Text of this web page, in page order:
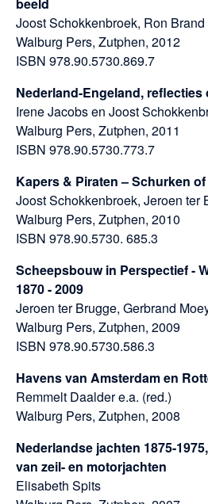
Joost Schokkenbroek, Ron Brand
Walburg Pers, Zutphen, 2012
ISBN 978.90.5730.869.7
Nederland-Engeland, reflecties
Irene Jacobs en Joost
Walburg Pers, Zutphen, 2011
ISBN 978.90.5730.773.7
Kapers & Piraten – Schurken
Joost Schokkenbroek, Jeroen ter
Walburg Pers, Zutphen, 2010
ISBN 978.90.5730. 685.3
Scheepsbouw in Perspectief -
1870 - 2009
Jeroen ter Brugge, Gerbrand
Walburg Pers, Zutphen, 2009
ISBN 978.90.5730.586.3
Havens van Amsterdam en
Remmelt Daalder e.a. (red.)
Walburg Pers, Zutphen, 2008
Nederlandse jachten 1875-
van zeil- en motorjachten
Elisabeth Spits